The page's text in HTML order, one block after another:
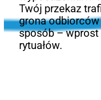
Twój przekaz
grona
sposób –
rytuałów.